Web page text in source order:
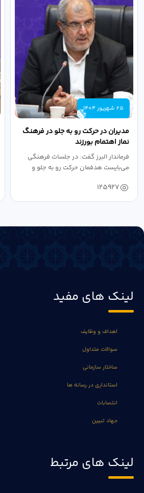
25 شهریور 1404
مدیران در حرکت رو به جلو در فرهنگ
نماز اهتمام بورزند
فرماندار البرز گفت: در جلسات فرهنگی
می‌بایست هدفمان حرکت رو به جلو و
125927
لینک های مفید
اهداف و وظایف
سوالات متداول
ساختار سازمانی
استانداری در رسانه ها
انتصابات
جهاد تبیین
لینک های مرتبط